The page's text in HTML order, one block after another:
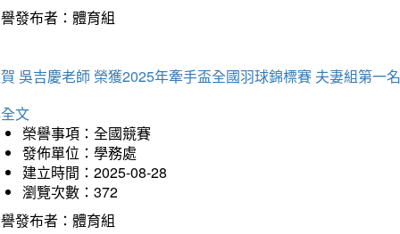
發布者：體育組
吳吉慶老師 榮獲2025年牽手盃全國羽球錦標賽 夫妻組第一名
文
榮譽事項：全國競賽
發佈單位：學務處
建立時間：2025-08-28
瀏覽次數：372
發布者：體育組